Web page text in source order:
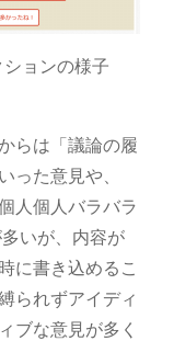
ョンの様子
らは「議論の履
た意見や、
人個人バラバラ
いが、内容が
に書き込めるこ
られずアイディ
ブな意見が多く